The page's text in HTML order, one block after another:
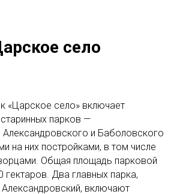
село
«Царское село» включает
парков —
Александровского и Баболовского
на них постройками, в том числе
Общая площадь парковой
Два главных парка,
Александровский, включают